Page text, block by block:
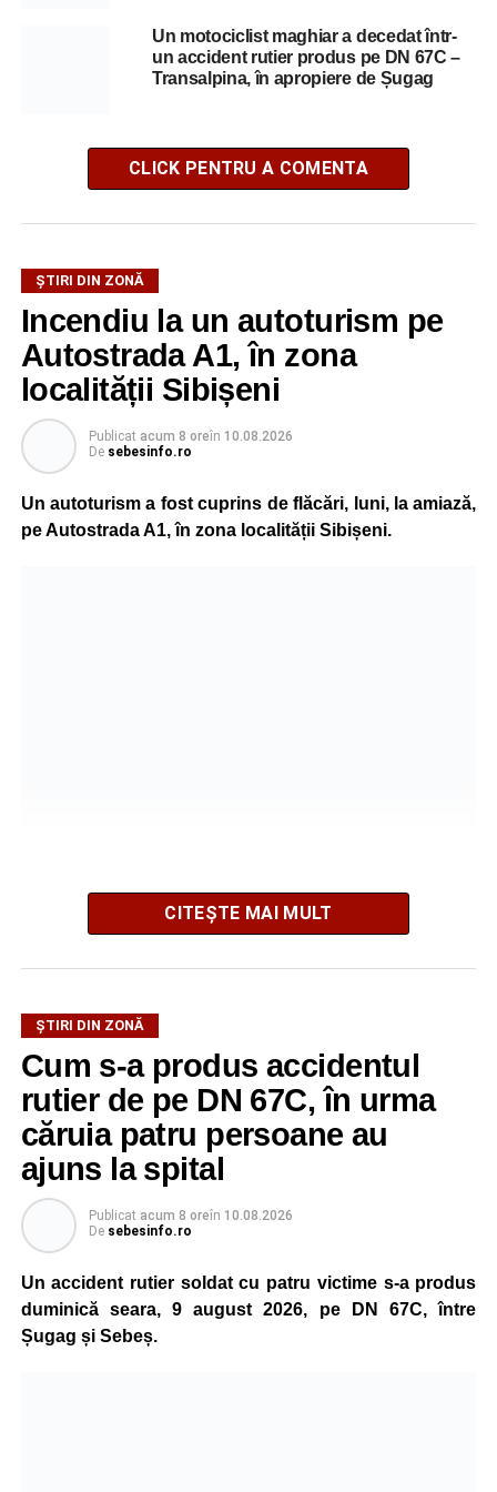
Un motociclist maghiar a decedat într-
un accident rutier produs pe DN 67C –
Transalpina, în apropiere de Șugag
CLICK PENTRU A COMENTA
ȘTIRI DIN ZONĂ
Incendiu la un autoturism pe
Autostrada A1, în zona
localității Sibișeni
Publicat acum 8 oreîn 10.08.2026
De sebesinfo.ro
Un autoturism a fost cuprins de flăcări, luni, la amiază,
pe Autostrada A1, în zona localității Sibișeni.
La fața locului intervine Detașamentul de Pompieri
Sebeș, cu o autospecială de stingere cu apă și spumă.
privind existența unor victime sau cauza izbucnirii focului.
Adaugă-ne ca sursă preferată
Urmărește-ne pe Google News
Ultimele știri din Sebeș
Minoră din Sebeș, urmărită și amenințată de un
bărbat căsătorit. Instanța a emis un ordin de
CITEȘTE MAI MULT
ȘTIRI DIN ZONĂ
Cum s-a produs accidentul
rutier de pe DN 67C, în urma
căruia patru persoane au
ajuns la spital
Publicat acum 8 oreîn 10.08.2026
De sebesinfo.ro
Un accident rutier soldat cu patru victime s-a produs
duminică seara, 9 august 2026, pe DN 67C, între
Șugag și Sebeș.